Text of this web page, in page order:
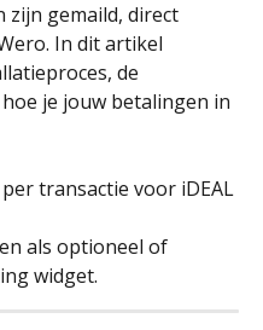
zijn gemaild, direct
In dit artikel
de
je jouw betalingen in
transactie voor iDEAL
als optioneel of
widget.